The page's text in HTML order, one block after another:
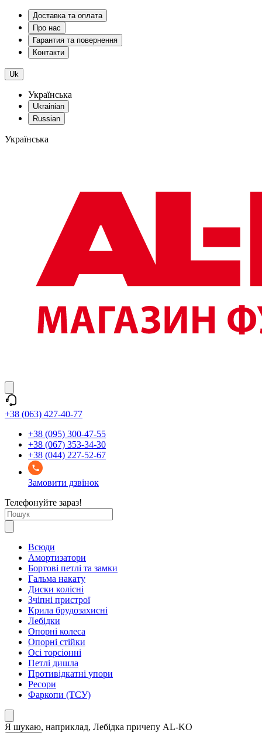
Доставка та оплата
Про нас
Гарантия та повернення
Контакти
Uk
Українська
Ukrainian
Russian
Українська
+38 (063) 427-40-77
+38 (095) 300-47-55
+38 (067) 353-34-30
+38 (044) 227-52-67
Замовити дзвінок
Телефонуйте зараз!
Всюди
Амортизатори
Бортові петлі та замки
Гальма накату
Диски колісні
Зчіпні пристрої
Крила брудозахисні
Лебідки
Опорні колеса
Опорні стійки
Осі торсіонні
Петлі дишла
Противідкатні упори
Ресори
Фаркопи (ТСУ)
Я шукаю, наприклад, Лебідка причепу AL-KO